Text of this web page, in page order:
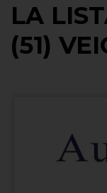
LA
(51)